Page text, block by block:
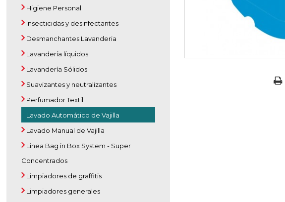
Higiene Personal
Insecticidas y desinfectantes
Desmanchantes Lavanderia
Lavandería líquidos
Lavandería Sólidos
Suavizantes y neutralizantes
Perfumador Textil
Lavado Automático de Vajilla
Lavado Manual de Vajilla
Linea Bag in Box System - Super
Concentrados
Limpiadores de graffitis
Limpiadores generales